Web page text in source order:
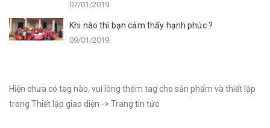
07/01/2019
Khi nào thì bạn cảm thấy hạnh phúc ?
09/01/2019
Hiện chưa có tag nào, vui lòng thêm tag cho sản phẩm và thiết lập
trong Thiết lập giao diện -> Trang tin tức